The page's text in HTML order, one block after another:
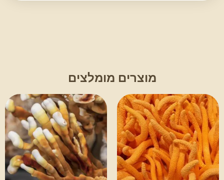
מוצרים מומלצים